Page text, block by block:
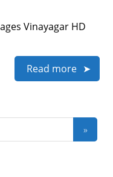
Vinayagar HD
Read more